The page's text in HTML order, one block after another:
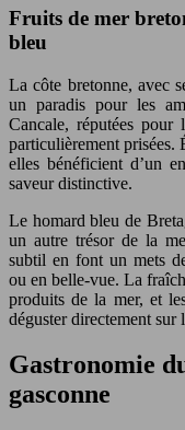
Fruits de mer
bleu
La côte bretonne, avec
un paradis pour les
Cancale, réputées
particulièrement prisées.
elles bénéficient d’un
saveur distinctive.
Le homard bleu de
un autre trésor de la
subtil en font un mets
ou en belle-vue. La
produits de la mer, et
déguster directement sur
Gastronomie
gasconne